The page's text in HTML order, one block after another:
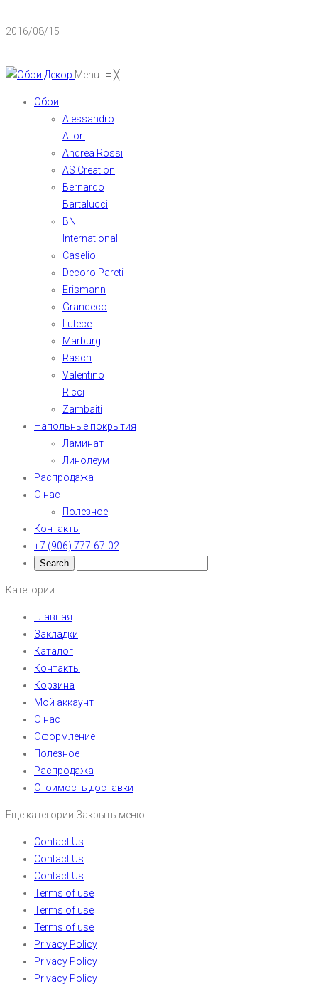
2016/08/15
Menu ≡╳
Обои
Alessandro
Allori
Andrea Rossi
AS Creation
Bernardo
Bartalucci
BN
International
Caselio
Decoro Pareti
Erismann
Grandeco
Lutece
Marburg
Rasch
Valentino
Ricci
Zambaiti
Напольные покрытия
Ламинат
Линолеум
Распродажа
О нас
Полезное
Контакты
+7 (906) 777-67-02
Категории
Главная
Закладки
Каталог
Контакты
Корзина
Мой аккаунт
О нас
Оформление
Полезное
Распродажа
Стоимость доставки
Еще категории Закрыть меню
Contact Us
Contact Us
Contact Us
Terms of use
Terms of use
Terms of use
Privacy Policy
Privacy Policy
Privacy Policy